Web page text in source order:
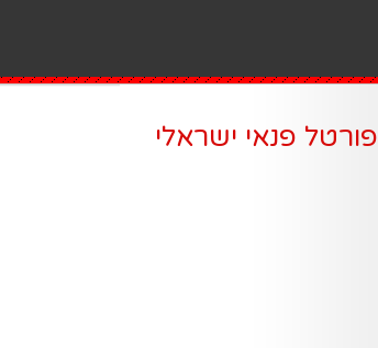
פורטל פנאי ישראלי